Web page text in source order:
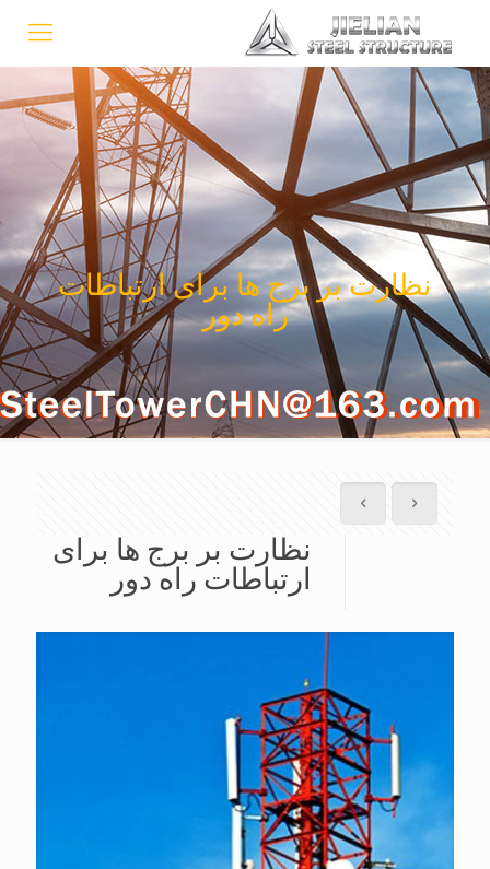
نظارت بر برج ها برای ارتباطات
راه دور
نظارت بر برج ها برای
ارتباطات راه دور